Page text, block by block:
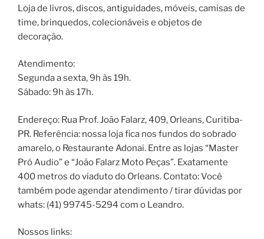
Loja de livros, discos, antiguidades, móveis, camisas de
time, brinquedos, colecionáveis e objetos de
decoração.
Atendimento:
Segunda a sexta, 9h às 19h.
Sábado: 9h às 17h.
Endereço: Rua Prof. João Falarz, 409, Orleans, Curitiba-
PR. Referência: nossa loja fica nos fundos do sobrado
amarelo, o Restaurante Adonai. Entre as lojas “Master
Pró Audio” e “João Falarz Moto Peças”. Exatamente
400 metros do viaduto do Orleans. Contato: Você
também pode agendar atendimento / tirar dúvidas por
whats: (41) 99745-5294 com o Leandro.
Nossos links: